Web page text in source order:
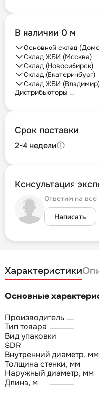
В наличии 0 м
Основной склад
Склад ЖБИ (Москва)
Склад (Новосибирск)
Склад (Екатеринбург)
Склад ЖБИ (Владимир)
Дистрибьюторы
Срок поставки
2-4 недели
Консультация
Ответим на все
Написать
Характеристики
Основные
Производитель
Тип товара
Вид упаковки
SDR
Внутренний диаметр, мм
Толщина стенки, мм
Наружный диаметр, мм
Длина, м